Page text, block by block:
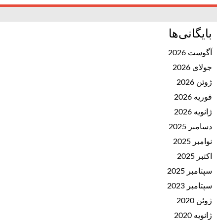
بایگانی‌ها
آگوست 2026
جولای 2026
ژوئن 2026
فوریه 2026
ژانویه 2026
دسامبر 2025
نوامبر 2025
اکتبر 2025
سپتامبر 2025
سپتامبر 2023
ژوئن 2020
ژانویه 2020